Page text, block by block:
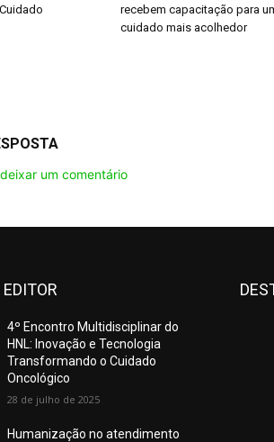
recebem capacitação para
cuidado mais acolhedor
um comentário
4º Encontro Multidisciplinar do
HNL: Inovação e Tecnologia
Transformando o Cuidado
Oncológico
28 de julho de 2025
Humanização no atendimento